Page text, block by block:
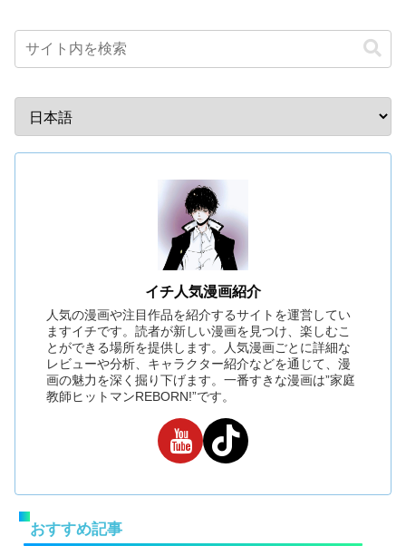
イチ人気漫画紹介
人気の漫画や注目作品を紹介するサイトを運営してい
ますイチです。読者が新しい漫画を見つけ、楽しむこ
とができる場所を提供します。人気漫画ごとに詳細な
レビューや分析、キャラクター紹介などを通じて、漫
画の魅力を深く掘り下げます。一番すきな漫画は”家庭
教師ヒットマンREBORN!”です。
おすすめ記事